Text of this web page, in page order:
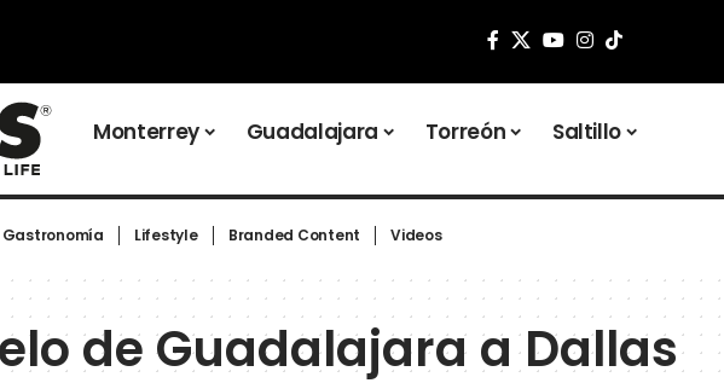
Monterrey Guadalajara Torreón Saltillo
Gastronomía Lifestyle Branded Content Videos
de Guadalajara a Dallas